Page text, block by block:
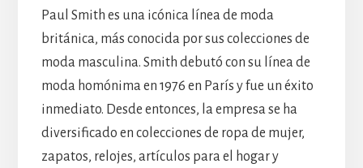
Paul Smith es una icónica línea de moda
británica, más conocida por sus colecciones de
moda masculina. Smith debutó con su línea de
moda homónima en 1976 en París y fue un éxito
inmediato. Desde entonces, la empresa se ha
diversificado en colecciones de ropa de mujer,
zapatos, relojes, artículos para el hogar y